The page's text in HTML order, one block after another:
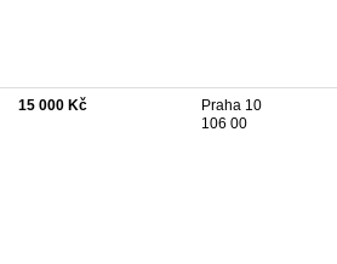
15 000 Kč
Praha 10
106 00